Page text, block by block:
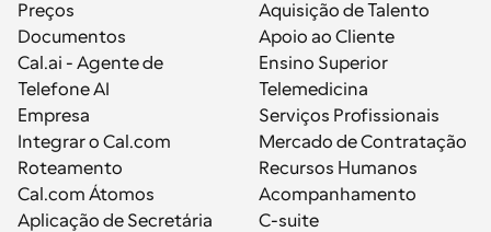
Preços
Documentos
Cal.ai - Agente de
Telefone AI
Empresa
Integrar o Cal.com
Roteamento
Cal.com Átomos
Aplicação de Secretária
Aquisição de Talento
Apoio ao Cliente
Ensino Superior
Telemedicina
Serviços Profissionais
Mercado de Contratação
Recursos Humanos
Acompanhamento
C-suite